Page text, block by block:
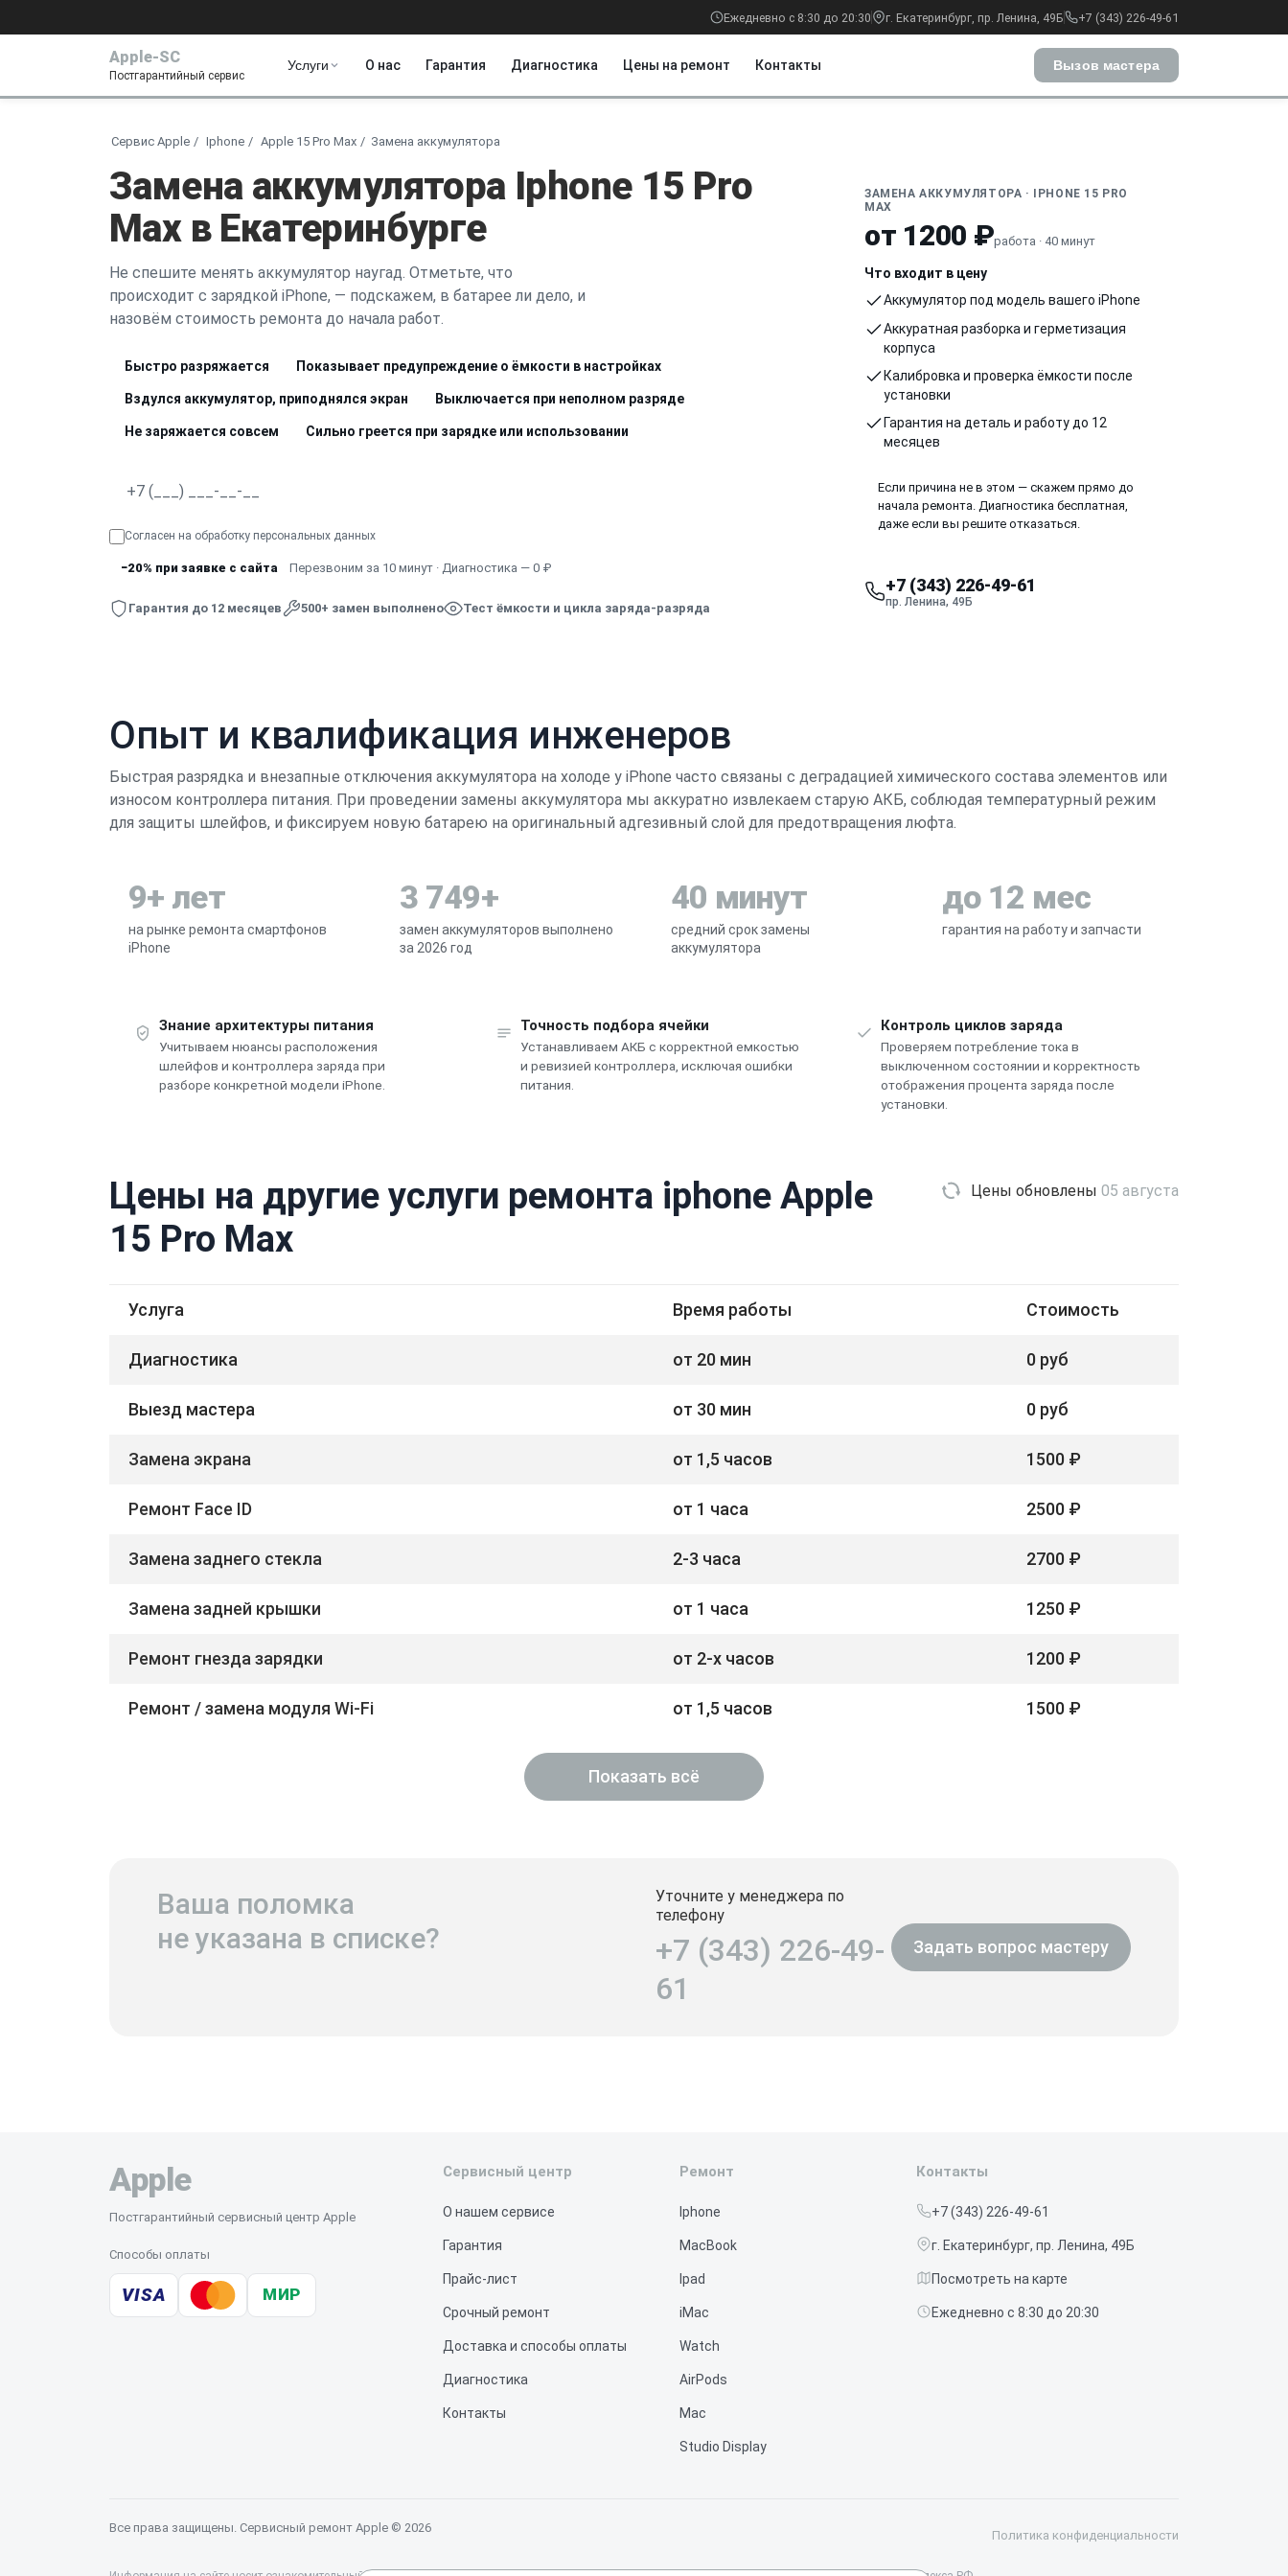
Ежедневно с 8:30 до 20:30 г. Екатеринбург, пр. Ленина, 49Б +7 (343) 226-49-61
Apple-SC
Постгарантийный сервис
Услуги О нас Гарантия Диагностика Цены на ремонт Контакты Вызов мастера
Сервис Apple Iphone Apple 15 Pro Max Замена аккумулятора
Замена аккумулятора Iphone 15 Pro
Max в Екатеринбурге
Не спешите менять аккумулятор наугад. Отметьте, что
происходит с зарядкой iPhone, — подскажем, в батарее ли дело, и
назовём стоимость ремонта до начала работ.
Быстро разряжается Показывает предупреждение о ёмкости в настройках
Вздулся аккумулятор, приподнялся экран Выключается при неполном разряде
Не заряжается совсем Сильно греется при зарядке или использовании
Согласен на обработку персональных данных
−20% при заявке с сайта Перезвоним за 10 минут · Диагностика — 0 ₽
Гарантия до 12 месяцев 500+ замен выполнено Тест ёмкости и цикла заряда-разряда
ЗАМЕНА АККУМУЛЯТОРА · IPHONE 15 PRO
MAX
от 1200 ₽работа · 40 минут
Что входит в цену
Аккумулятор под модель вашего iPhone
Аккуратная разборка и герметизация
корпуса
Калибровка и проверка ёмкости после
установки
Гарантия на деталь и работу до 12
месяцев
Если причина не в этом — скажем прямо до
начала ремонта. Диагностика бесплатная,
даже если вы решите отказаться.
+7 (343) 226-49-61
пр. Ленина, 49Б
Опыт и квалификация инженеров
Быстрая разрядка и внезапные отключения аккумулятора на холоде у iPhone часто связаны с деградацией химического состава элементов или
износом контроллера питания. При проведении замены аккумулятора мы аккуратно извлекаем старую АКБ, соблюдая температурный режим
для защиты шлейфов, и фиксируем новую батарею на оригинальный адгезивный слой для предотвращения люфта.
9+ лет
на рынке ремонта смартфонов
iPhone
3 749+
замен аккумуляторов выполнено
за 2026 год
40 минут
средний срок замены
аккумулятора
до 12 мес
гарантия на работу и запчасти
Знание архитектуры питания
Учитываем нюансы расположения
шлейфов и контроллера заряда при
разборе конкретной модели iPhone.
Точность подбора ячейки
Устанавливаем АКБ с корректной емкостью
и ревизией контроллера, исключая ошибки
питания.
Контроль циклов заряда
Проверяем потребление тока в
выключенном состоянии и корректность
отображения процента заряда после
установки.
Цены на другие услуги ремонта iphone Apple
15 Pro Max
Цены обновлены 05 августа
Услуга Время работы Стоимость
Диагностика от 20 мин 0 руб
Выезд мастера от 30 мин 0 руб
Замена экрана от 1,5 часов 1500 ₽
Ремонт Face ID от 1 часа 2500 ₽
Замена заднего стекла 2-3 часа 2700 ₽
Замена задней крышки от 1 часа 1250 ₽
Ремонт гнезда зарядки от 2-х часов 1200 ₽
Ремонт / замена модуля Wi-Fi от 1,5 часов 1500 ₽
Показать всё
Ваша поломка
не указана в списке?
Уточните у менеджера по
телефону
+7 (343) 226-49-
61
Задать вопрос мастеру
Apple
Постгарантийный сервисный центр Apple
Способы оплаты
VISA МИР
Сервисный центр
О нашем сервисе
Гарантия
Прайс-лист
Срочный ремонт
Доставка и способы оплаты
Диагностика
Контакты
Ремонт
Iphone
MacBook
Ipad
iMac
Watch
AirPods
Mac
Studio Display
Контакты
+7 (343) 226-49-61
г. Екатеринбург, пр. Ленина, 49Б
Посмотреть на карте
Ежедневно с 8:30 до 20:30
Все права защищены. Сервисный ремонт Apple © 2026
Политика конфиденциальности